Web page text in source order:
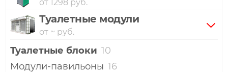
от 1298 руб.
Туалетные модули
от ~ руб.
Туалетные блоки 10
Модули-павильоны 16